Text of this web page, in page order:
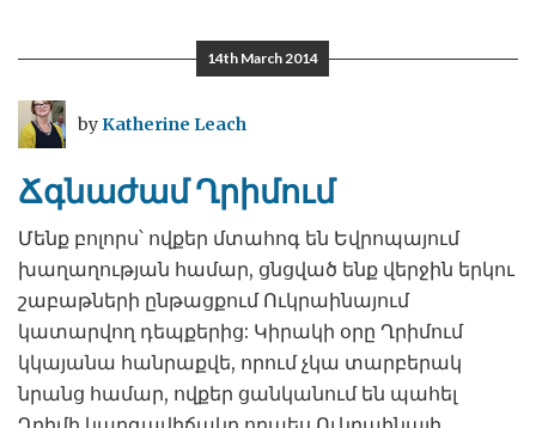
թեթևության
հոգոց
են
հանում
14th March 2014
byKatherine Leach
Ճգնաժամ Ղրիմում
Մենք բոլորս՝ ովքեր մտահոգ են Եվրոպայում
խաղաղության համար, ցնցված ենք վերջին երկու
շաբաթների ընթացքում Ուկրաինայում
կատարվող դեպքերից: Կիրակի օրը Ղրիմում
կկայանա հանրաքվե, որում չկա տարբերակ
նրանց համար, ովքեր ցանկանում են պահել